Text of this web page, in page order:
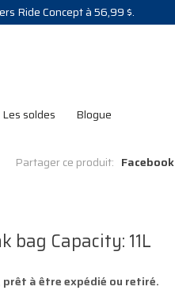
Ride Concept à 56,99 $.
Les soldes Blogue
Partager ce produit: Facebook
bag Capacity: 11L
prêt à être expédié ou retiré.